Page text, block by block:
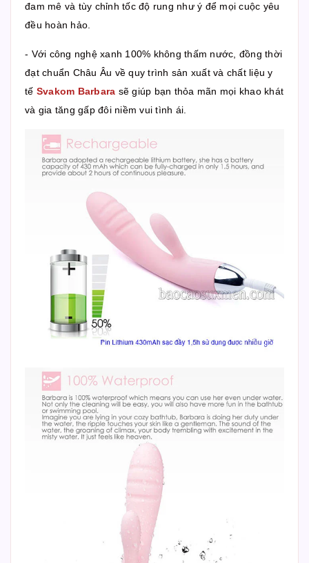
đam mê và tùy chỉnh tốc độ rung như ý để mọi cuộc yêu
đều hoàn hảo.
- Với công nghệ xanh 100% không thấm nước, đồng thời
đạt chuẩn Châu Âu về quy trình sản xuất và chất liệu y
tế Svakom Barbara sẽ giúp bạn thỏa mãn mọi khao khát
và gia tăng gấp đôi niềm vui tình ái.